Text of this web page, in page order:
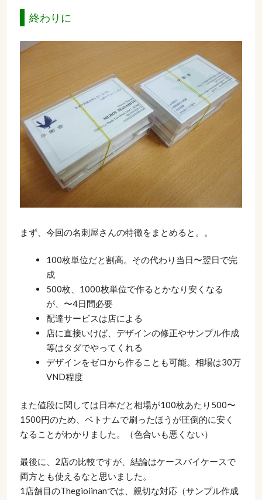
終わりに
まず、今回の名刺屋さんの特徴をまとめると。。
100枚単位だと割高。その代わり当日〜翌日で完
成
500枚、1000枚単位で作るとかなり安くなる
が、〜4日間必要
配達サービスは店による
店に直接いけば、デザインの修正やサンプル作成
等はタダでやってくれる
デザインをゼロから作ることも可能。相場は30万
VND程度
また値段に関しては日本だと相場が100枚あたり500〜
1500円のため、ベトナムで刷ったほうが圧倒的に安く
なることがわかりました。（色合いも悪くない）
最後に、2店の比較ですが、結論はケースバイケースで
両方とも使えるなと思いました。
1店舗目のThegioiinanでは、親切な対応（サンプル作成